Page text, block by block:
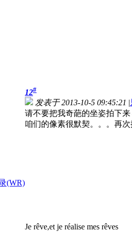
12#
发表于 2013-10-5 09:45:21 |
请不要把我奇葩的坐姿拍下
咱们的像素很默契。。。再次
Je rêve,et je réalise mes rêves